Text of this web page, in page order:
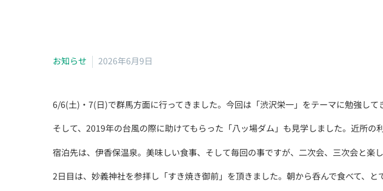
お知らせ 2026年6月9日
6/6(土)・7(日)で群馬方面に行ってきました。今回は「渋沢栄一」をテーマに勉強して
そして、2019年の台風の際に助けてもらった「八ッ場ダム」も見学しました。近所
宿泊先は、伊香保温泉。美味しい食事、そして毎回の事ですが、二次会、三次会と楽し
2日目は、妙義神社を参拝し「すき焼き御前」を頂きました。朝から呑んで食べて、と